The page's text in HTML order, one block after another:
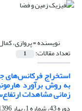
نویسنده =پروازی،
تعداد مقالات: 1
استخراج فرکانس‌های
به روش برآورد
زمانی مشاهدات